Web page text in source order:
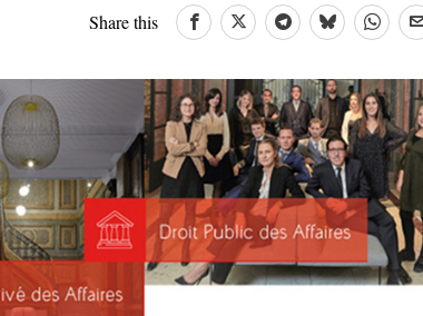
Share this